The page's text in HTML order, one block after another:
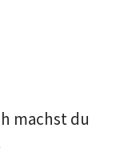
machst du